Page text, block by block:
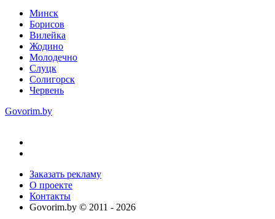
Минск
Борисов
Вилейка
Жодино
Молодечно
Слуцк
Солигорск
Червень
Govorim.by
Заказать рекламу
О проекте
Контакты
Govorim.by © 2011 - 2026